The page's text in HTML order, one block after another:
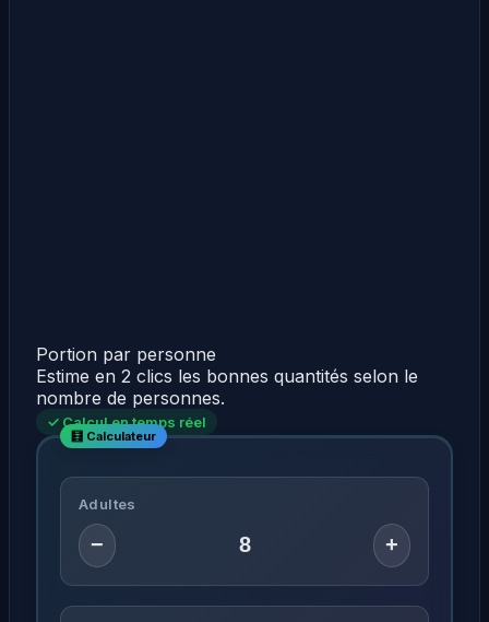
Portion par personne
Estime en 2 clics les bonnes quantités selon le
nombre de personnes.
✓ Calcul en temps réel
Adultes
− +